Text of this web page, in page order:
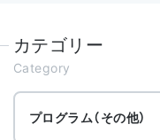
カテゴリー
Category
プログラム（その他）